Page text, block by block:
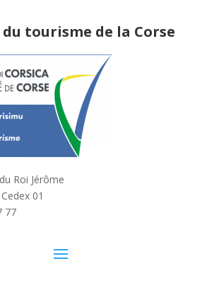
du tourisme de la Corse
Roi Jérôme
01
77